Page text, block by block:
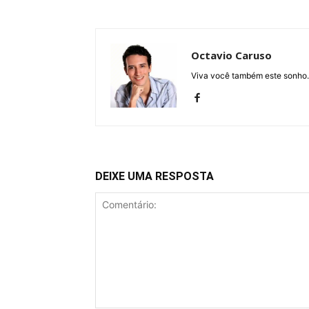
Octavio Caruso
Viva você também este
DEIXE UMA RESPOSTA